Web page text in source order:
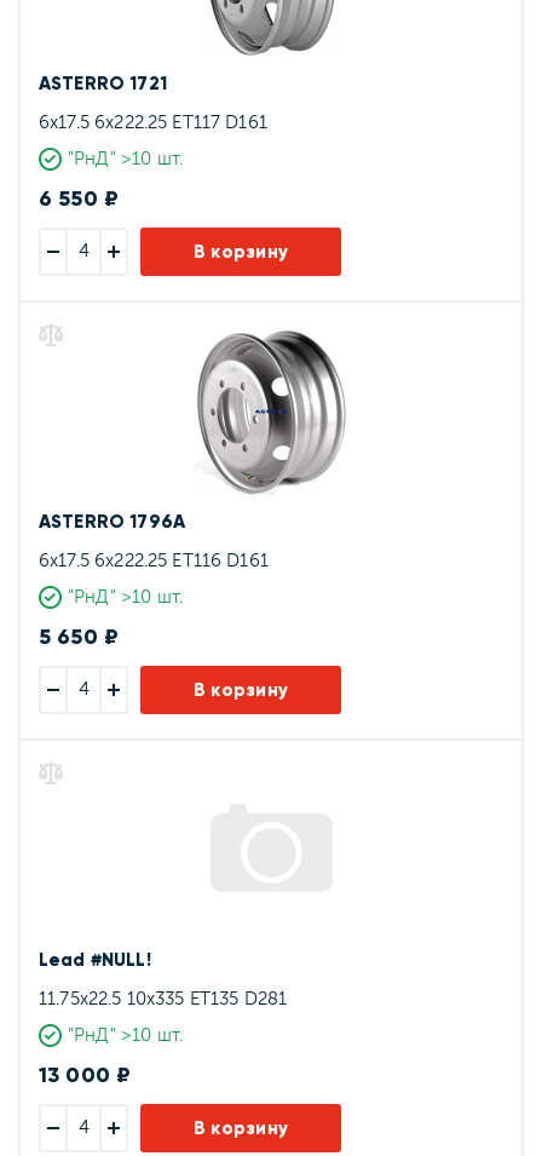
ASTERRO 1721
6x17.5 6x222.25 ET117 D161
"РнД" >10 шт.
6 550 ₽
В корзину
ASTERRO 1796A
6x17.5 6x222.25 ET116 D161
"РнД" >10 шт.
5 650 ₽
В корзину
Lead #NULL!
11.75x22.5 10x335 ET135 D281
"РнД" >10 шт.
13 000 ₽
В корзину